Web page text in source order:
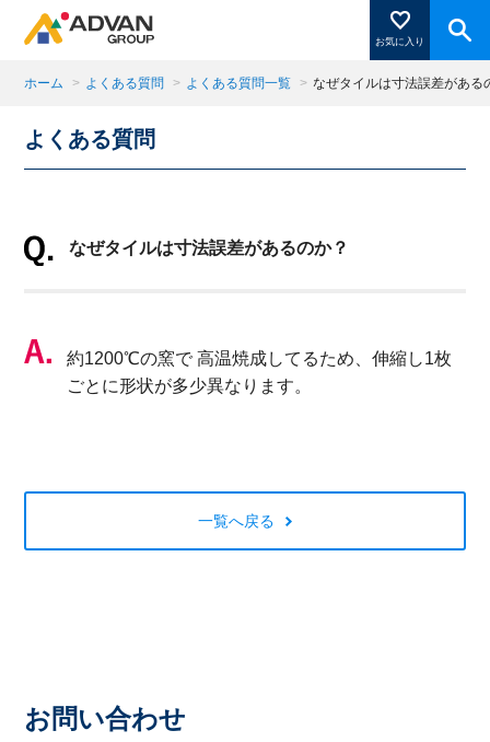
お気に入り
商品ページにある「お気に入り登録」を押すと登録した
商品がここに表示されます。
ホーム > よくある質問 > よくある質問一覧 > なぜタイルは寸法誤差がある
よくある質問
なぜタイルは寸法誤差があるのか？
約1200℃の窯で 高温焼成してるため、伸縮し1枚
ごとに形状が多少異なります。
一覧へ戻る
お問い合わせ